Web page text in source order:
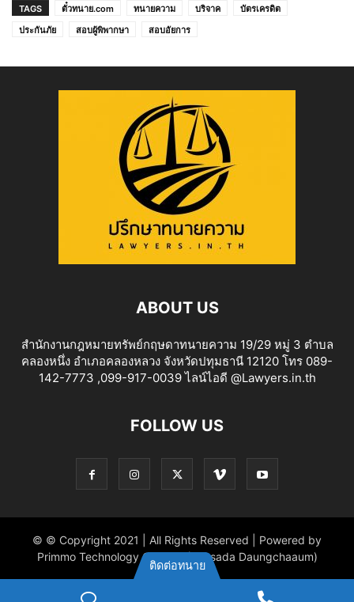
TAGS ตั๋วทนาย.com ทนายความ บริจาค
บัตรเครดิต
ประกันภัย
สอบผู้พิพากษา สอบอัยการ
ABOUT US
สำนักงานกฎหมายทรัพย์กฤษดาทนายความ 19/29 หมู่ 3 ตำบล
คลองหนึ่ง อำเภอคลองหลวง จังหวัดปทุมธานี 12120 โทร 089-
142-7773 ,099-917-0039 ไลน์ไอดี @Lawyers.in.th
FOLLOW US
© © Copyright 2021 | All Rights Reserved | Powered by
Primmo Technology Co.,Ltd. (Khitsada Daungchaaum)
ติดต่อทนาย